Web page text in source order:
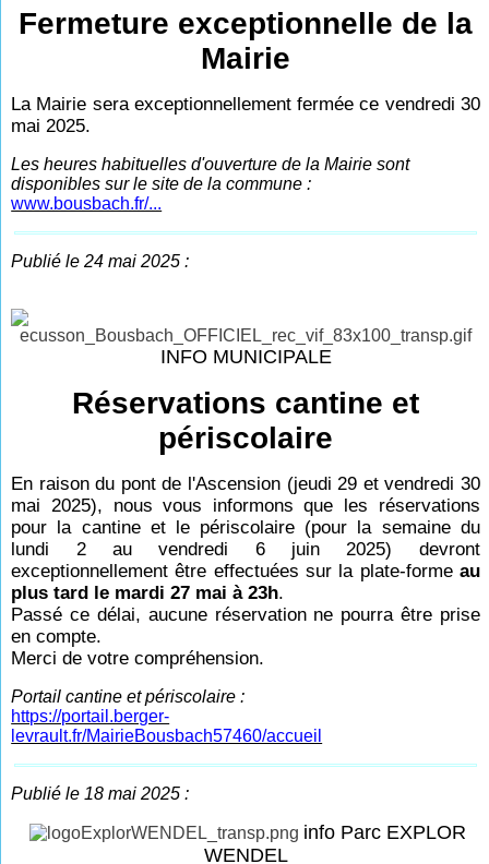
Fermeture exceptionnelle de la
Mairie
La Mairie sera exceptionnellement fermée ce vendredi 30
mai 2025.
Les heures habituelles d'ouverture de la Mairie sont
disponibles sur le site de la commune :
www.bousbach.fr/...
Publié le 24 mai 2025 :
INFO MUNICIPALE
Réservations cantine et
périscolaire
En raison du pont de l'Ascension (jeudi 29 et vendredi 30
mai 2025), nous vous informons que les réservations
pour la cantine et le périscolaire (pour la semaine du
lundi 2 au vendredi 6 juin 2025) devront
exceptionnellement être effectuées sur la plate-formeau
plus tard le mardi 27 mai à 23h.
Passé ce délai, aucune réservation ne pourra être prise
en compte.
Merci de votre compréhension.
Portail cantine et périscolaire :
https://portail.berger-
levrault.fr/MairieBousbach57460/accueil
Publié le 18 mai 2025 :
info Parc EXPLOR
WENDEL